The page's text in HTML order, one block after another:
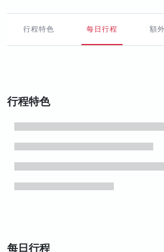
行程特色 每日行程 額
行程特色
每日行程